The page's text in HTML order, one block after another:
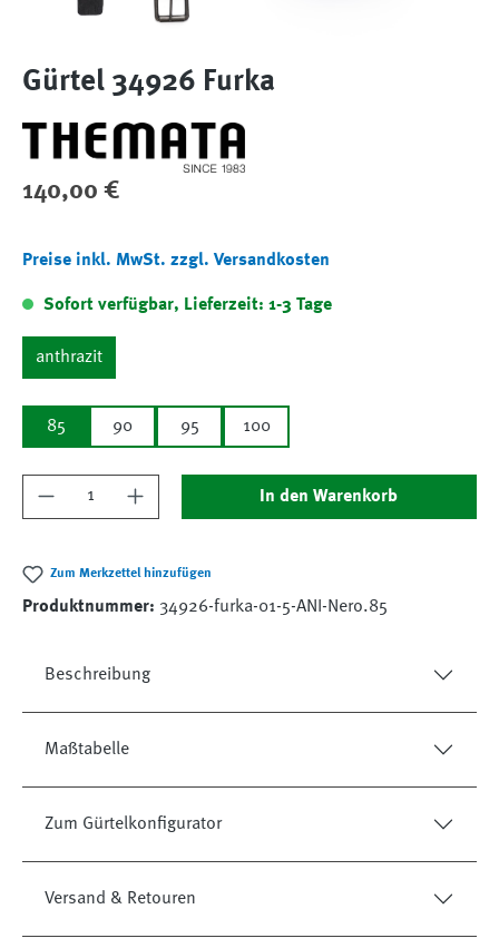
Gürtel 34926 Furka
Regulärer Preis:
140,00 €
Preise inkl. MwSt. zzgl. Versandkosten
Sofort verfügbar, Lieferzeit: 1-3 Tage
anthrazit
85 90 95 100
Produkt Anzahl: Gib den gewünschten Wert
In den Warenkorb
Zum Merkzettel hinzufügen
Produktnummer: 34926-furka-01-5-ANI-Nero.85
Beschreibung
Maßtabelle
Zum Gürtelkonfigurator
Versand & Retouren